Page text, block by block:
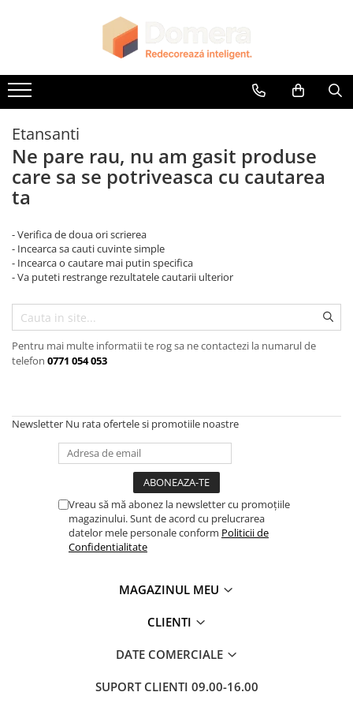
Parchet SPC
Riflaje Decorative
Riflaj exterior
Riflaje Interioare
Glafuri Interioare
Glafuri Exterioare
Plinte, Plinte PVC, Plinte MDF
Plinte PVC
Plinte MDF Premium
Accesorii Plinte
Terminatii Plinta
Colt Exterior Plinta
Colt Interior Plinta
Accesorii Lambriuri
Accesorii Riflaje Decorative
Accesorii Universale
Capac Glaf Interior
Izolatie Parchet
Prag de trecere
Lambriuri PVC
Lambriuri Premium
Panouri Decorative
Panouri Decorative SPC
Panouri Decorative Premium
Etansanti
Ne pare rau, nu am gasit produse
care sa se potriveasca cu cautarea
ta
- Verifica de doua ori scrierea
- Incearca sa cauti cuvinte simple
- Incearca o cautare mai putin specifica
- Va puteti restrange rezultatele cautarii ulterior
Pentru mai multe informatii te rog sa ne contactezi la numarul de
telefon 0771 054 053
Newsletter Nu rata ofertele si promotiile noastre
Vreau să mă abonez la newsletter cu promoțiile
magazinului. Sunt de acord cu prelucrarea
datelor mele personale conform Politicii de
Confidentialitate
MAGAZINUL MEU
CLIENTI
DATE COMERCIALE
SUPORT CLIENTI 09.00-16.00